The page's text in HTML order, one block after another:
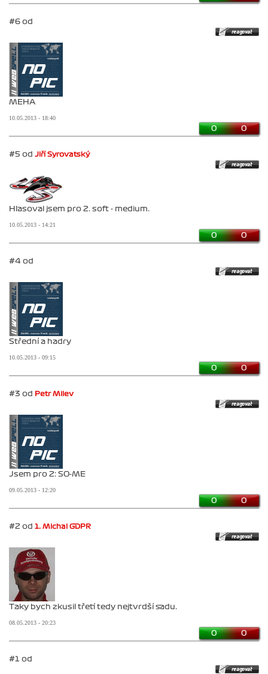
#6 od
MEHA
10.05.2013 - 18:40
0 0
#5 od Jiří Syrovatský
Hlasoval jsem pro 2. soft - medium.
10.05.2013 - 14:21
0 0
#4 od
Střední a hadry
10.05.2013 - 09:15
0 0
#3 od Petr Milev
Jsem pro 2: SO-ME
09.05.2013 - 12:20
0 0
#2 od 1. Michal GDPR
Taky bych zkusil třetí tedy nejtvrdší sadu.
08.05.2013 - 20:23
0 0
#1 od